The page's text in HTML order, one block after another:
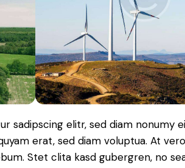
sadipscing elitr, sed diam nonumy
erat, sed diam voluptua. At
Stet clita kasd gubergren, no